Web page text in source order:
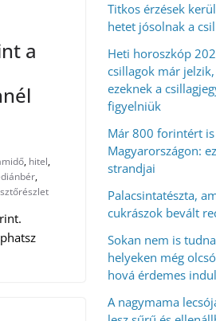
a
, hitel,
,
Titkos érzések
hetet jósolnak a
Heti horoszkóp
csillagok már
ezeknek a
figyelniük
Már 800 forintért
Magyarországon:
strandjai
Palacsintatészta,
cukrászok bevált
Sokan nem is
helyeken még
hová érdemes
A nagymama